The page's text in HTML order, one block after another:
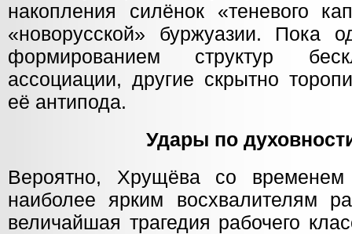
накопления силёнок «теневого
«новорусской» буржуазии. Пока
формированием структур
ассоциации, другие скрытно
её антипода.
Удары по
Вероятно, Хрущёва со временем
наиболее ярким восхвалителям
величайшая трагедия рабочего